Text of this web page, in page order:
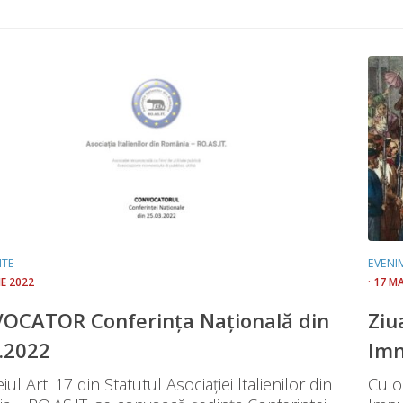
2022
Conferința Națională din
Art. 17 din Statutul Asociației ltalienilor din
· 17
Cu